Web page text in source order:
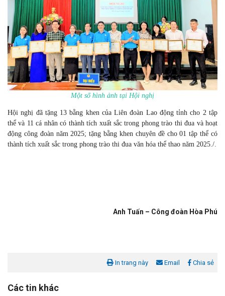
Một số hình ảnh tại Hội nghị
Hội nghị đã tặng 13 bằng khen của Liên đoàn Lao động tỉnh cho 2 tập
thể và 11 cá nhân có thành tích xuất sắc trong phong trào thi đua và hoạt
động công đoàn năm 2025; tặng bằng khen chuyên đề cho 01 tập thể có
thành tích xuất sắc trong phong trào thi đua văn hóa thể thao năm 2025./.
Anh Tuấn – Công đoàn Hòa Phú
In trang này Email Chia sẻ
Các tin khác